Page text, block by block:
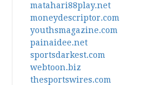
matahari88play.net
moneydescriptor.com
youthsmagazine.com
painaidee.net
sportsdarkest.com
webtoon.biz
thesportswires.com